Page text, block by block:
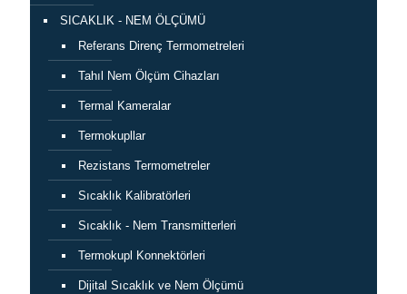
SICAKLIK - NEM ÖLÇÜMÜ
Referans Direnç Termometreleri
Tahıl Nem Ölçüm Cihazları
Termal Kameralar
Termokupllar
Rezistans Termometreler
Sıcaklık Kalibratörleri
Sıcaklık - Nem Transmitterleri
Termokupl Konnektörleri
Dijital Sıcaklık ve Nem Ölçümü